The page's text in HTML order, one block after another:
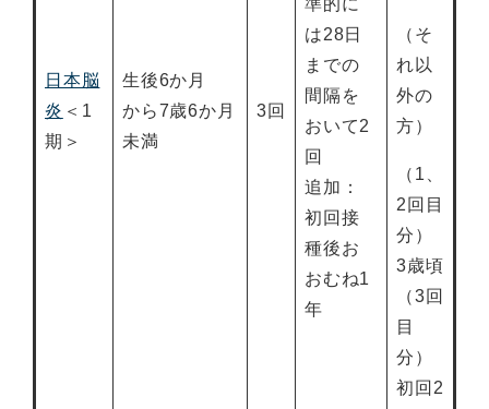
日本脳
炎 ＜1
期＞
生後6か月
から7歳6か月
未満
3回
準的に
は28日
までの
間隔を
おいて2
回
追加：
初回接
種後お
おむね1
年
（そ
れ以
外の
方）
（1、
2回目
分）
3歳頃
（3回
目
分）
初回2